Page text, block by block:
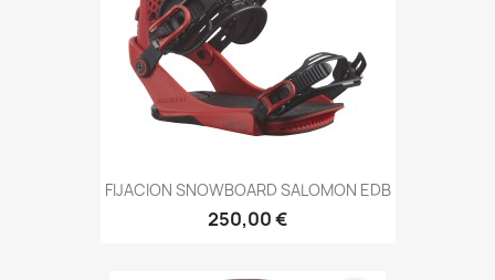
FIJACION SNOWBOARD SALOMON EDB
250,00 €